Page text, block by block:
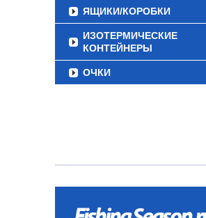
ЯЩИКИ/КОРОБКИ
ИЗОТЕРМИЧЕСКИЕ
КОНТЕЙНЕРЫ
ОЧКИ